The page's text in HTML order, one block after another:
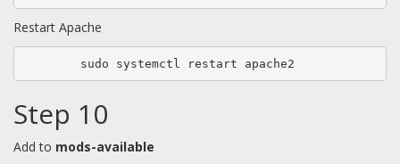
Restart Apache
	sudo systemctl restart apache2
Step 10
Add to mods-available